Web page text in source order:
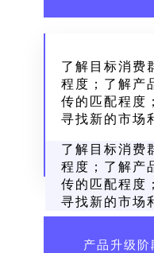
了解目标消费
程度；了解产
传的匹配程度
寻找新的市场
了解目标消费
程度；了解产
传的匹配程度
寻找新的市场
产品升级阶